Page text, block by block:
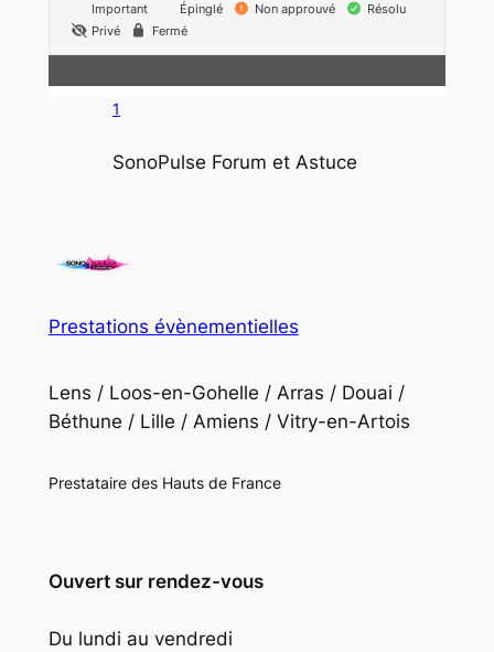
Important
Épinglé Non approuvé
Résolu
Privé
Fermé
1
SonoPulse Forum et Astuce
Prestations évènementielles
Lens / Loos-en-Gohelle / Arras / Douai /
Béthune / Lille / Amiens / Vitry-en-Artois
Prestataire des Hauts de France
Ouvert sur rendez-vous
Du lundi au vendredi